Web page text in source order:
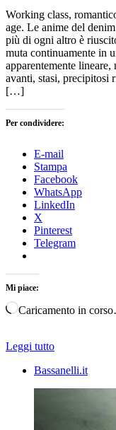
Working class,
age. Le anime del
più di ogni altro è
muta continuamente in
apparentemente
avanti, stasi, precipitosi
[…]
Per condividere:
E-mail
Stampa
Facebook
WhatsApp
LinkedIn
X
Pinterest
Telegram
Mi piace:
Caricamento in
Leggi tutto
Bassanelli.it